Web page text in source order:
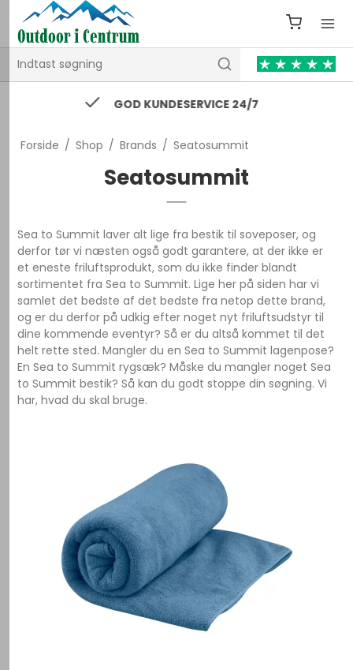
74 43 53 55 / kontakt@outdooricentrum.dk
Forside / Shop / Brands / Seatosummit
Seatosummit
Sea to Summit laver alt lige fra bestik til soveposer, og
derfor tør vi næsten også godt garantere, at der ikke er
et eneste friluftsprodukt, som du ikke finder blandt
sortimentet fra Sea to Summit. Lige her på siden har vi
samlet det bedste af det bedste fra netop dette brand,
og er du derfor på udkig efter noget nyt friluftsudstyr til
dine kommende eventyr? Så er du altså kommet til det
helt rette sted. Mangler du en Sea to Summit lagenpose?
En Sea to Summit rygsæk? Måske du mangler noget Sea
to Summit bestik? Så kan du godt stoppe din søgning. Vi
har, hvad du skal bruge.